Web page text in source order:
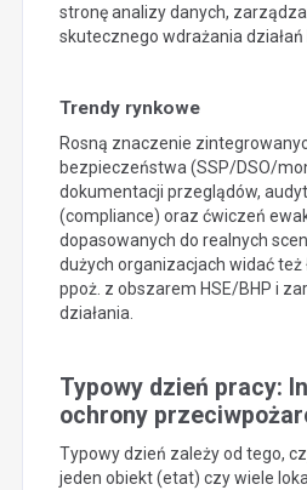
stronę analizy danych,
skutecznego wdrażania działań
Trendy rynkowe
Rosną znaczenie
bezpieczeństwa (SSP/DSO/
dokumentacji przeglądów,
(compliance) oraz ćwiczeń
dopasowanych do realnych
dużych organizacjach widać też
ppoż. z obszarem HSE/BHP i
działania.
Typowy dzień pracy:
ochrony
Typowy dzień zależy od tego,
jeden obiekt (etat) czy wiele